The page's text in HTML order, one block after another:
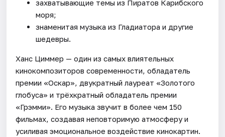
захватывающие темы из Пиратов Карибского
моря;
знаменитая музыка из Гладиатора и другие
шедевры.
Ханс Циммер — один из самых влиятельных
кинокомпозиторов современности, обладатель
премии «Оскар», двукратный лауреат «Золотого
глобуса» и трёхкратный обладатель премии
«Грэмми». Его музыка звучит в более чем 150
фильмах, создавая неповторимую атмосферу и
усиливая эмоциональное воздействие кинокартин.